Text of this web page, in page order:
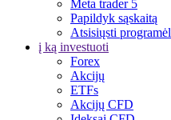
Meta trader 5
Papildyk sąskaitą
Atsisiųsti
į ką investuoti
Forex
Akcijų
ETFs
Akcijų CFD